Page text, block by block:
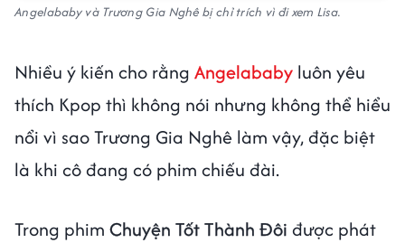
Angelababy và Trương Gia Nghê bị chỉ trích vì đi xem Lisa.
Nhiều ý kiến cho rằng Angelababy luôn yêu
thích Kpop thì không nói nhưng không thể hiểu
nổi vì sao Trương Gia Nghê làm vậy, đặc biệt
là khi cô đang có phim chiếu đài.
Trong phim Chuyện Tốt Thành Đôi được phát